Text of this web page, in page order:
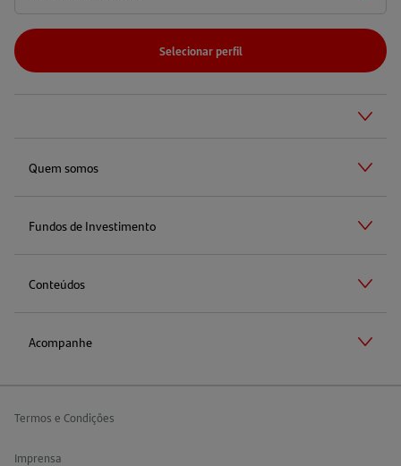
Selecionar perfil
Quem somos
Fundos de Investimento
Conteúdos
Acompanhe
Termos e Condições
Imprensa